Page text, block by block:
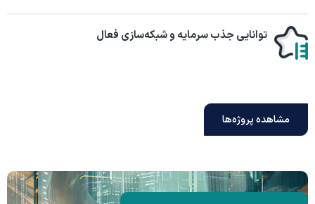
توانایی جذب سرمایه وشبکه‌سازی فعال
مشاهده پروژه‌ها